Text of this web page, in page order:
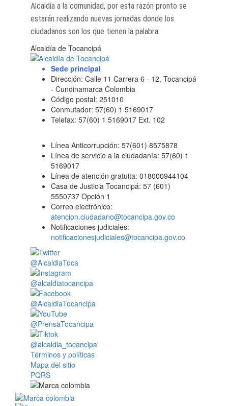
Alcaldía a la comunidad, por esta razón pronto se
estarán realizando nuevas jornadas donde los
ciudadanos son los que tienen la palabra.
Alcaldía de Tocancipá
Sede principal
Dirección: Calle 11 Carrera 6 - 12, Tocancipá
- Cundinamarca Colombia
Código postal: 251010
Conmutador: 57(60) 1 5169017
Telefax: 57(60) 1 5169017 Ext. 102
Línea Anticorrupción: 57(601) 8575878
Línea de servicio a la ciudadanía: 57(60) 1
5169017
Línea de atención gratuita: 018000944104
Casa de Justicia Tocancipá: 57 (601)
5550737 Opción 1
Correo electrónico:
atencion.ciudadano@tocancipa.gov.co
Notificaciones judiciales:
notificacionesjudiciales@tocancipa.gov.co
@AlcaldiaToca
@alcaldiatocancipa
@AlcaldiaTocancipa
@PrensaTocancipa
@alcaldia_tocancipa
Términos y políticas
Mapa del sitio
PQRS